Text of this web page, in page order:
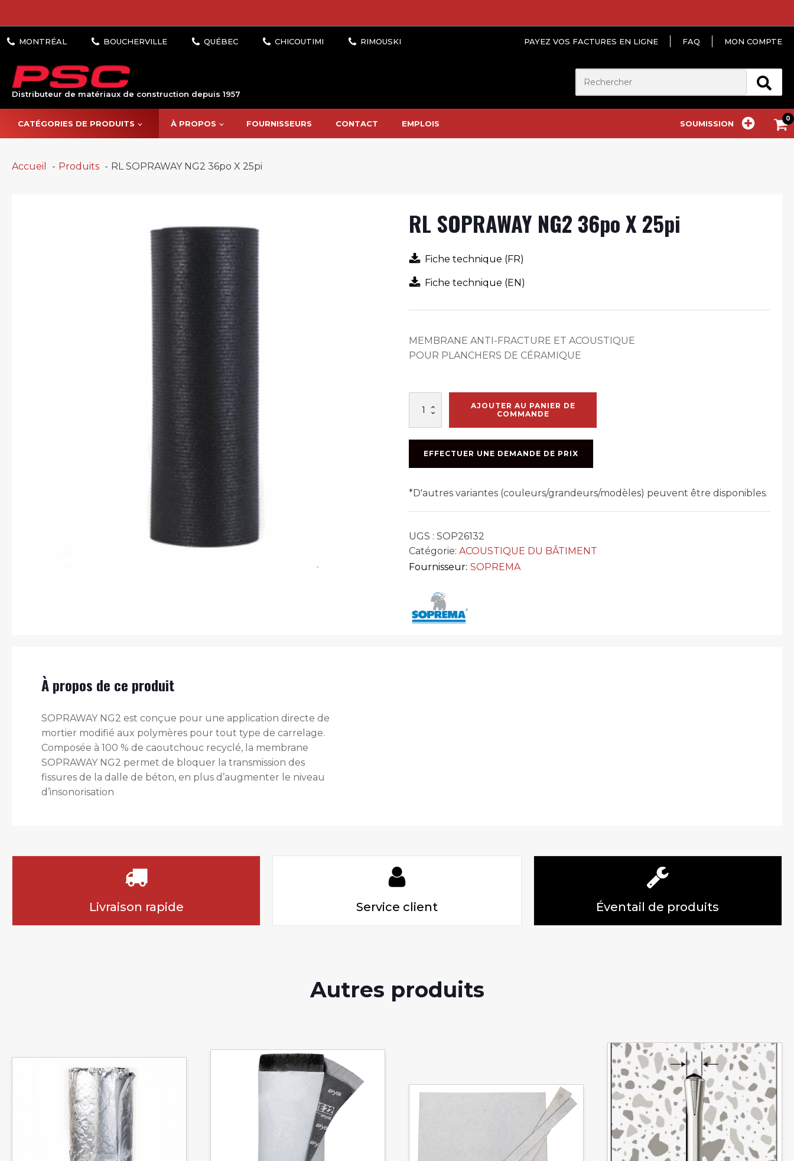
PAYEZ VOS FACTURES EN LIGNE FAQ MON COMPTE
Distributeur de matériaux de construction depuis 1957
CATÉGORIES DE PRODUITS À PROPOS FOURNISSEURS CONTACT EMPLOIS SOUMISSION
Accueil Produits RL SOPRAWAY NG2 36po X 25pi
RL SOPRAWAY NG2 36po X 25pi
Fiche technique (FR)
Fiche technique (EN)
MEMBRANE ANTI-FRACTURE ET ACOUSTIQUE
POUR PLANCHERS DE CÉRAMIQUE
36po
X
AJOUTER AU PANIER DE
COMMANDE
EFFECTUER UNE DEMANDE DE PRIX
*D'autres variantes (couleurs/grandeurs/modèles) peuvent être disponibles.
UGS : SOP26132
Catégorie: ACOUSTIQUE DU BÂTIMENT
Fournisseur: SOPREMA
À propos de ce produit
SOPRAWAY NG2 est conçue pour une application directe de
mortier modifié aux polymères pour tout type de carrelage.
Composée à 100 % de caoutchouc recyclé, la membrane
SOPRAWAY NG2 permet de bloquer la transmission des
fissures de la dalle de béton, en plus d’augmenter le niveau
d’insonorisation
Livraison rapide Service client Éventail de produits
Autres produits
Ce
plusieurs